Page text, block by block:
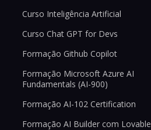
Curso Inteligência Artificial
Curso Chat GPT for Devs
Formação Github Copilot
Formação Microsoft Azure AI
Fundamentals (AI-900)
Formação AI-102 Certification
Formação AI Builder com Lovable